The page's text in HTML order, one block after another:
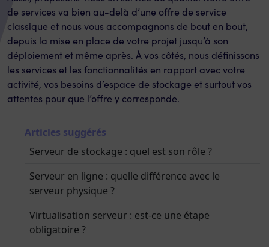
de services va bien au-delà d’une offre de service
classique et nous vous accompagnons de bout en bout,
depuis la mise en place de votre projet jusqu’à son
déploiement et même après. À vos côtés, nous définissons
les services et les fonctionnalités en rapport avec votre
activité, vos besoins d’espace de stockage et surtout vos
attentes pour que l’offre y corresponde.
Articles suggérés
Serveur de stockage : quel est son rôle ?
Serveur en ligne : quelle différence avec le
serveur physique ?
Virtualisation serveur : est-ce une étape
obligatoire ?